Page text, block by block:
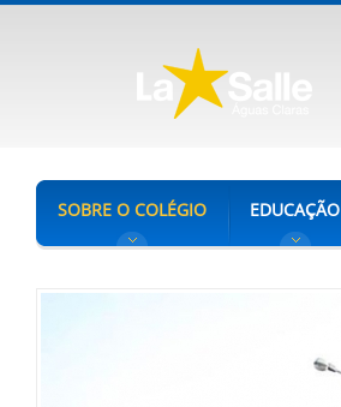
SOBRE O COLÉGIO EDUCAÇÃO